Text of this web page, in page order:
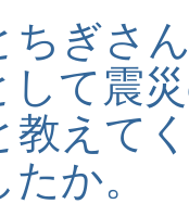
ちぎさ
して震
教えて
か。